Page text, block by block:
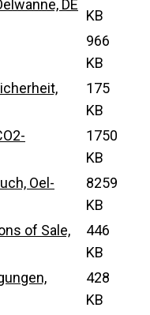
DE
KB
966
KB
175
KB
1750
KB
Oel-
8259
KB
of Sale,
446
KB
428
KB